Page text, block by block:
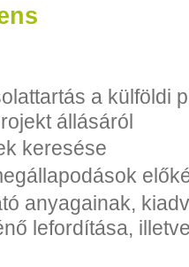
a külföldi
állásáról
keresése
anyagainak,
lefordítása,